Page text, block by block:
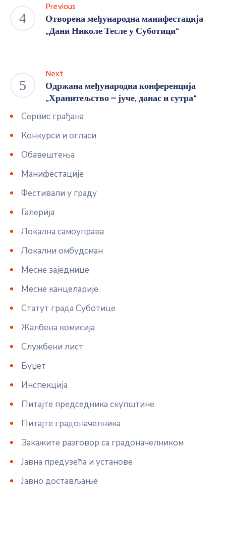
Previous
Отворена међународна манифестација
„Дани Николе Тесле у Суботици“
Next
Одржана међународна конференција
„Хранитељство – јуче, данас и сутра“
Сервис грађана
Конкурси и огласи
Обавештења
Манифестације
Фестивали у граду
Галерија
Локална самоуправа
Локални омбудсман
Месне заједнице
Месне канцеларије
Статут града Суботице
Жалбена комисија
Службени лист
Буџет
Инспекција
Питајте председника скупштине
Питајте градоначелника
Закажите разговор са градоначелником
Јавна предузећа и установе
Јавно достављање